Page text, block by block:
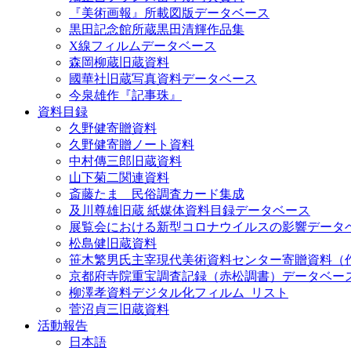
『美術画報』所載図版データベース
黒田記念館所蔵黒田清輝作品集
X線フィルムデータベース
森岡柳蔵旧蔵資料
國華社旧蔵写真資料データベース
今泉雄作『記事珠』
資料目録
久野健寄贈資料
久野健寄贈ノート資料
中村傳三郎旧蔵資料
山下菊二関連資料
斎藤たま 民俗調査カード集成
及川尊雄旧蔵 紙媒体資料目録データベース
展覧会における新型コロナウイルスの影響データ
松島健旧蔵資料
笹木繁男氏主宰現代美術資料センター寄贈資料（
京都府寺院重宝調査記録（赤松調書）データベー
柳澤孝資料デジタル化フィルム_リスト
菅沼貞三旧蔵資料
活動報告
日本語